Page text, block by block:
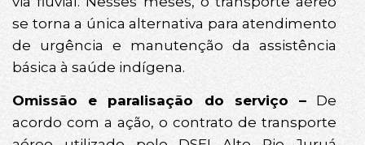
se torna a única alternativa para atendimento
de urgência e manutenção da assistência
básica à saúde indígena.
Omissão e paralisação do serviço –De
acordo com a ação, o contrato de transporte